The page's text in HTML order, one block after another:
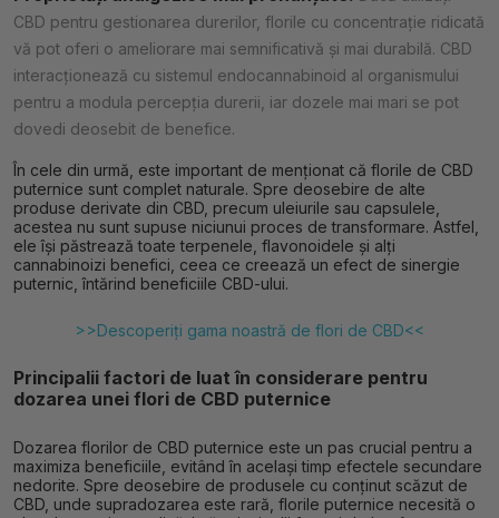
CBD pentru gestionarea durerilor, florile cu concentrație ridicată
vă pot oferi o ameliorare mai semnificativă și mai durabilă. CBD
interacționează cu sistemul endocannabinoid al organismului
pentru a modula percepția durerii, iar dozele mai mari se pot
dovedi deosebit de benefice.
În cele din urmă, este important de menționat că florile de CBD
puternice sunt complet naturale. Spre deosebire de alte
produse derivate din CBD, precum uleiurile sau capsulele,
acestea nu sunt supuse niciunui proces de transformare. Astfel,
ele își păstrează toate terpenele, flavonoidele și alți
cannabinoizi benefici, ceea ce creează un efect de sinergie
puternic, întărind beneficiile CBD-ului.
>>Descoperiți gama noastră de flori de CBD<<
Principalii factori de luat în considerare pentru
dozarea unei flori de CBD puternice
Dozarea florilor de CBD puternice este un pas crucial pentru a
maximiza beneficiile, evitând în același timp efectele secundare
nedorite. Spre deosebire de produsele cu conținut scăzut de
CBD, unde supradozarea este rară, florile puternice necesită o